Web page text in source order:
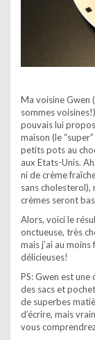
Ma voisine Gwen
sommes
pouvais lui
maison (le
petits pots au
aux Etats-Unis.
ni de crème
sans cholesterol),
crèmes seront
Alors, voici le
onctueuse, très
mais j’ai au
délicieuses!
PS: Gwen est
des sacs et
de superbes
d’écrire, mais
vous